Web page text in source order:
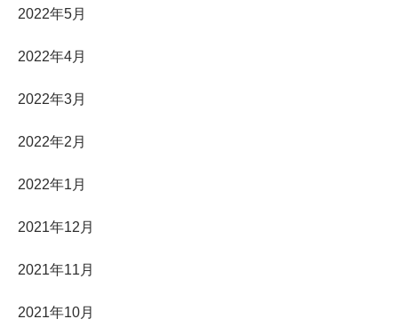
2022年5月
2022年4月
2022年3月
2022年2月
2022年1月
2021年12月
2021年11月
2021年10月